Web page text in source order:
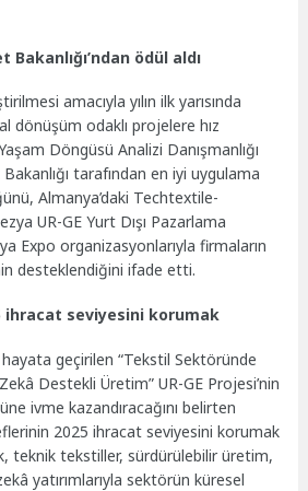
Bakanlığı’ndan ödül aldı
amacıyla yılın ilk yarısında
dönüşüm odaklı projelere hız
Döngüsü Analizi Danışmanlığı
tarafından en iyi uygulama
Almanya’daki Techtextile-
UR-GE Yurt Dışı Pazarlama
Expo organizasyonlarıyla firmaların
desteklendiğini ifade etti.
ihracat seviyesini korumak
hayata geçirilen “Tekstil Sektöründe
Destekli Üretim” UR-GE Projesi’nin
ivme kazandıracağını belirten
2025 ihracat seviyesini korumak
teknik tekstiller, sürdürülebilir üretim,
yatırımlarıyla sektörün küresel